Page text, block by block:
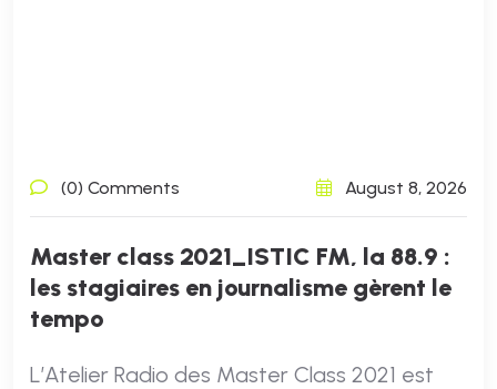
(0) Comments August 8, 2026
Master class 2021_ISTIC FM, la 88.9 :
les stagiaires en journalisme gèrent le
tempo
L’Atelier Radio des Master Class 2021 est